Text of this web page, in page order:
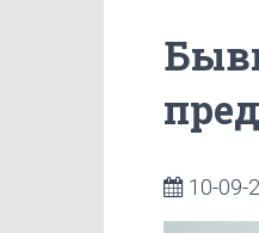
10-09-